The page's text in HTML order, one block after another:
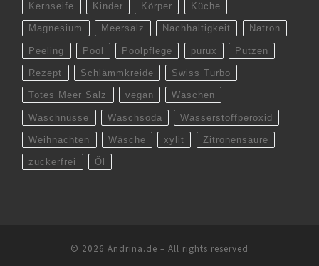
Kernseife Kinder Körper Küche
Magnesium Meersalz Nachhaltigkeit Natron
Peeling Pool Poolpflege purux Putzen
Rezept Schlämmkreide Swiss Turbo
Totes Meer Salz vegan Waschen
Waschnüsse Waschsoda Wasserstoffperoxid
Weihnachten Wäsche xylit Zitronensäure
zuckerfrei Öl
© 2026 Andrina.de – All rights reserved